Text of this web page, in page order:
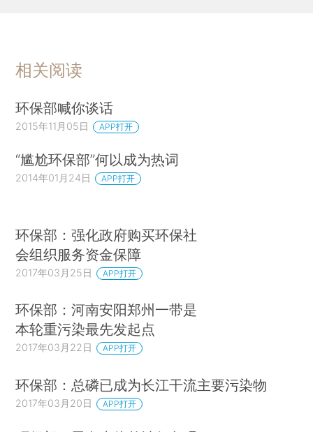
相关阅读
环保部喊你谈话
2015年11月05日 APP打开
“尴尬环保部”何以成为热词
2014年01月24日 APP打开
环保部：强化政府购买环保社
会组织服务资金保障
2017年03月25日 APP打开
环保部：河南安阳郑州一带是
本轮重污染最先发起点
2017年03月22日 APP打开
环保部：总磷已成为长江干流主要污染物
2017年03月20日 APP打开